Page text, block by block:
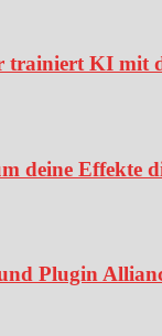
trainiert KI mit
deine Effekte
Plugin